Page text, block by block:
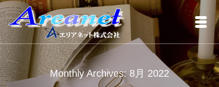
Monthly Archives: 8月 2022